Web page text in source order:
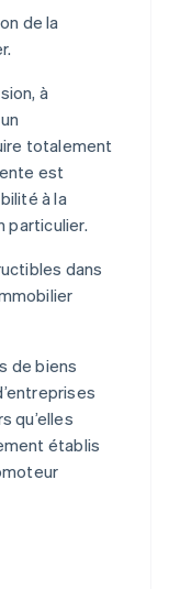
de la
à
totalement
est
à la
particulier.
dans
de biens
qu’elles
établis